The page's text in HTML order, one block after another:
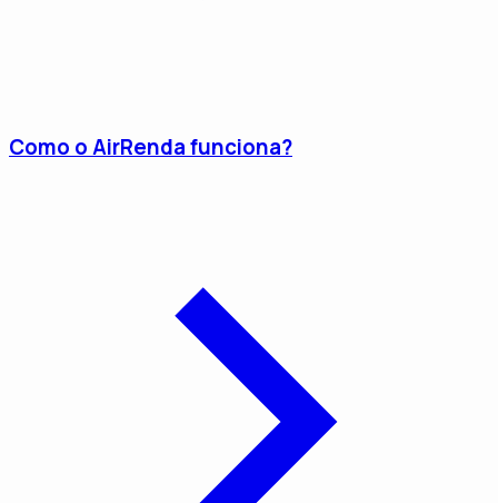
Como o AirRenda funciona?